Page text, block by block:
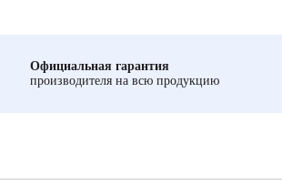
Официальная гарантия
производителя на всю продукцию